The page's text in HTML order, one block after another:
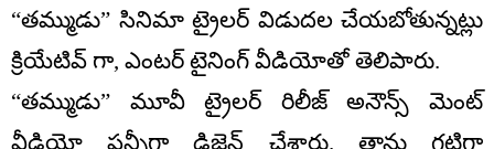
“తమ్ముడు” సినిమా ట్రైలర్ విడుదల చేయబోతున్నట్లు
క్రియేటివ్ గా, ఎంటర్ టైనింగ్ వీడియోతో తెలిపారు.
“తమ్ముడు” మూవీ ట్రైలర్ రిలీజ్ అనౌన్స్ మెంట్
వీడియో ఫన్నీగా డిజైన్ చేశారు. తాను గట్టిగా